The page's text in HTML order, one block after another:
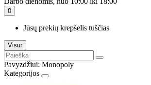
0
Jūsų prekių krepšelis tuščias
Visur
Pavyzdžiui: Monopoly
Kategorijos